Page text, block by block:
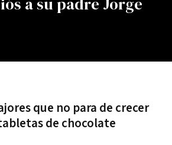
a su padre Jorge
que no para de crecer
de chocolate